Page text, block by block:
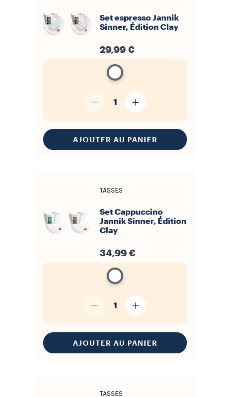
Set espresso Jannik
Sinner, Édition Clay
29,99 €
1
AJOUTER AU PANIER
TASSES
Set Cappuccino
Jannik Sinner, Édition
Clay
34,99 €
1
AJOUTER AU PANIER
TASSES